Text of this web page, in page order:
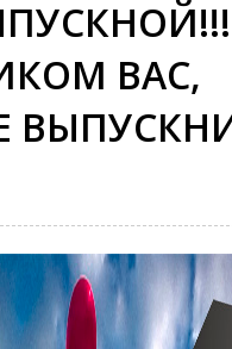
ВАС,